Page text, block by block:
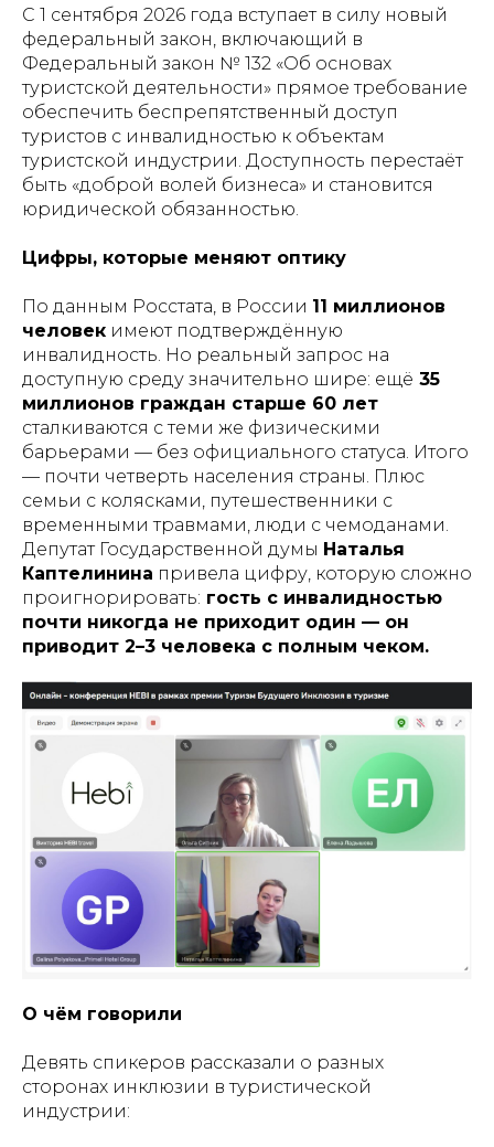
С 1 сентября 2026 года вступает в силу новый
федеральный закон, включающий в
Федеральный закон № 132 «Об основах
туристской деятельности» прямое требование
обеспечить беспрепятственный доступ
туристов с инвалидностью к объектам
туристской индустрии. Доступность перестаёт
быть «доброй волей бизнеса» и становится
юридической обязанностью.
Цифры, которые меняют оптику
По данным Росстата, в России 11 миллионов
человек имеют подтверждённую
инвалидность. Но реальный запрос на
доступную среду значительно шире: ещё 35
миллионов граждан старше 60 лет
сталкиваются с теми же физическими
барьерами — без официального статуса. Итого
— почти четверть населения страны. Плюс
семьи с колясками, путешественники с
временными травмами, люди с чемоданами.
Депутат Государственной думы Наталья
Каптелинина привела цифру, которую сложно
проигнорировать: гость с инвалидностью
почти никогда не приходит один — он
приводит 2–3 человека с полным чеком.
О чём говорили
Девять спикеров рассказали о разных
сторонах инклюзии в туристической
индустрии: